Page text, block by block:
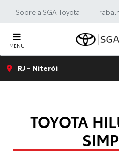
Sobre a SGA Toyota
MENU
RJ - Niterói
TOYOTA